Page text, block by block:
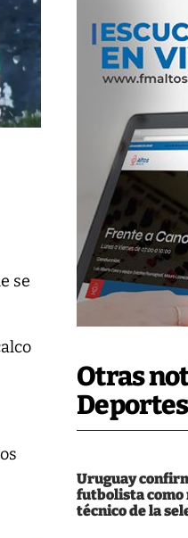
Otras
Deportes
Uruguay
futbolista
técnico de la
se